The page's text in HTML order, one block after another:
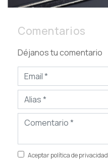
Comentarios
Déjanos tu comentario
Aceptar política de privacidad